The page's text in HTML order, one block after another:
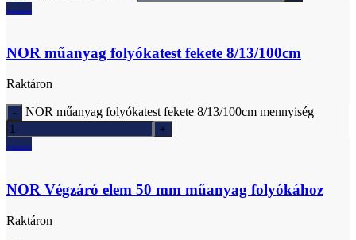
Ajánlatkérés
NOR műanyag folyókatest fekete 8/13/100cm
Raktáron
NOR műanyag folyókatest fekete 8/13/100cm mennyiség
Ajánlatkérés
NOR Végzáró elem 50 mm műanyag folyókához
Raktáron